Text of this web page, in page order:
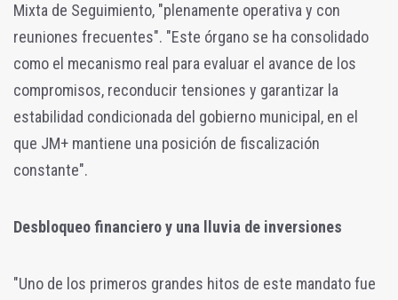
Mixta de Seguimiento, "plenamente operativa y con
reuniones frecuentes". "Este órgano se ha consolidado
como el mecanismo real para evaluar el avance de los
compromisos, reconducir tensiones y garantizar la
estabilidad condicionada del gobierno municipal, en el
que JM+ mantiene una posición de fiscalización
constante".
Desbloqueo financiero y una lluvia de inversiones
"Uno de los primeros grandes hitos de este mandato fue